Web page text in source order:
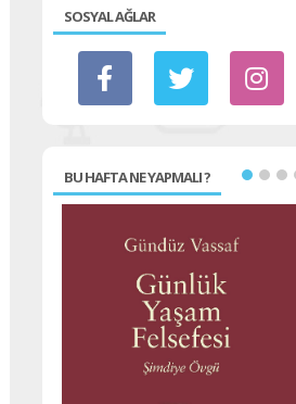
SOSYAL AĞLAR
BU HAFTA NE YAPMALI ?